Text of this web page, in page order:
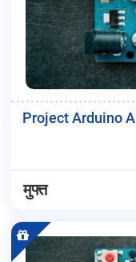
Project Arduino
मुफ्त